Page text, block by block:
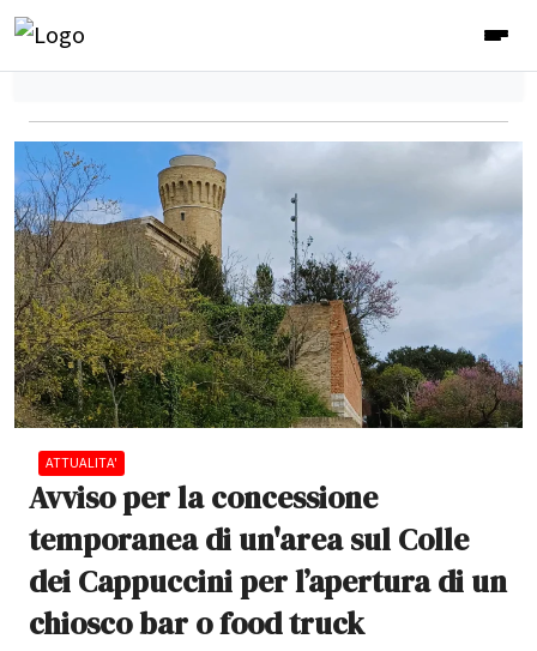
ATTUALITA'
Avviso per la concessione
temporanea di un'area sul Colle
dei Cappuccini per l’apertura di un
chiosco bar o food truck